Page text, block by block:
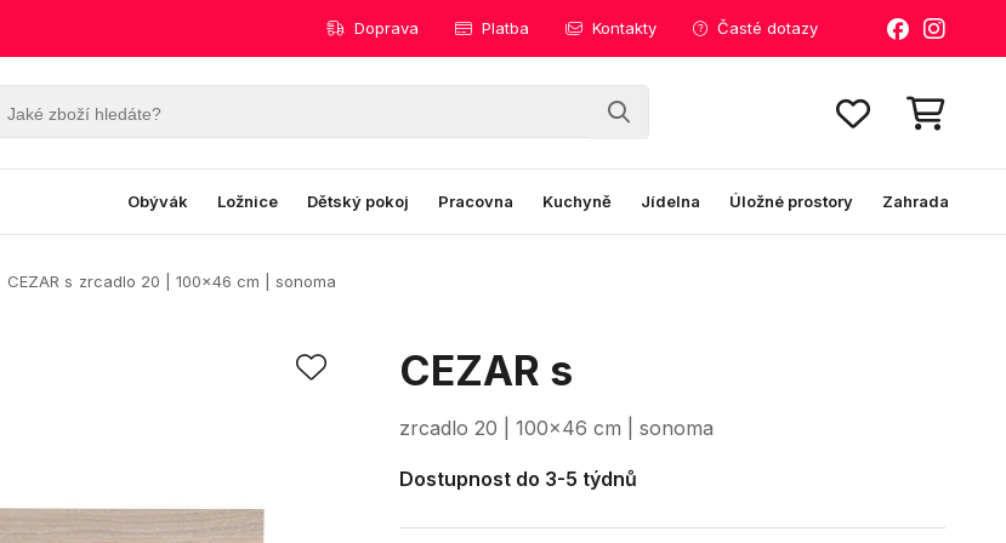
Doprava Platba Kontakty Časté dotazy
Obývák Ložnice Dětský pokoj Pracovna Kuchyně Jídelna Úložné prostory Zahrada
CEZAR s zrcadlo 20 | 100x46 cm | sonoma
CEZAR s
zrcadlo 20 | 100x46 cm | sonoma
Dostupnost do 3-5 týdnů